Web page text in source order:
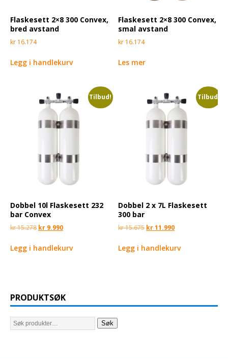
Flaskesett 2×8 300 Convex,
bred avstand
kr 16.174
Legg i handlekurv
Flaskesett 2×8 300 Convex,
smal avstand
kr 16.174
Les mer
Tilbud!
Dobbel 10l Flaskesett 232
bar Convex
kr15.278 kr 9.990
Legg i handlekurv
Tilbud!
Dobbel 2 x 7L Flaskesett
300 bar
kr15.675 kr11.990
Legg i handlekurv
PRODUKTSØK
Søk